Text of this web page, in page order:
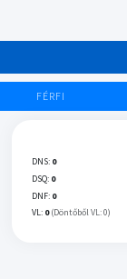
FÉRFI
DNS: 0
DSQ: 0
DNF: 0
VL: 0 (Döntőből VL: 0)